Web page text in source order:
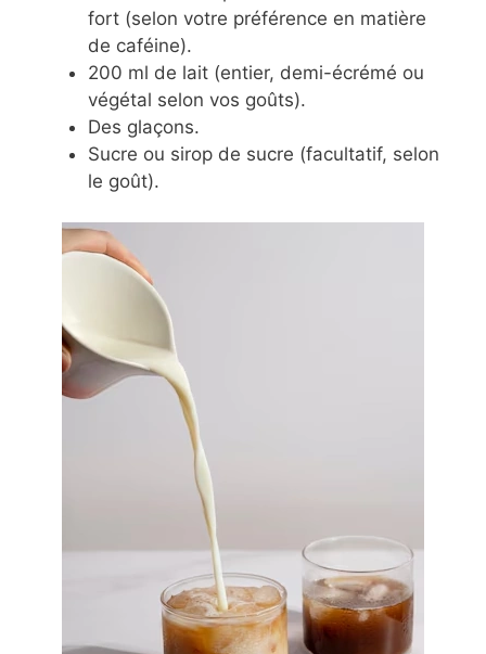
fort (selon votre préférence en matière
de caféine).
200 ml de lait (entier, demi-écrémé ou
végétal selon vos goûts).
Des glaçons.
Sucre ou sirop de sucre (facultatif, selon
le goût).